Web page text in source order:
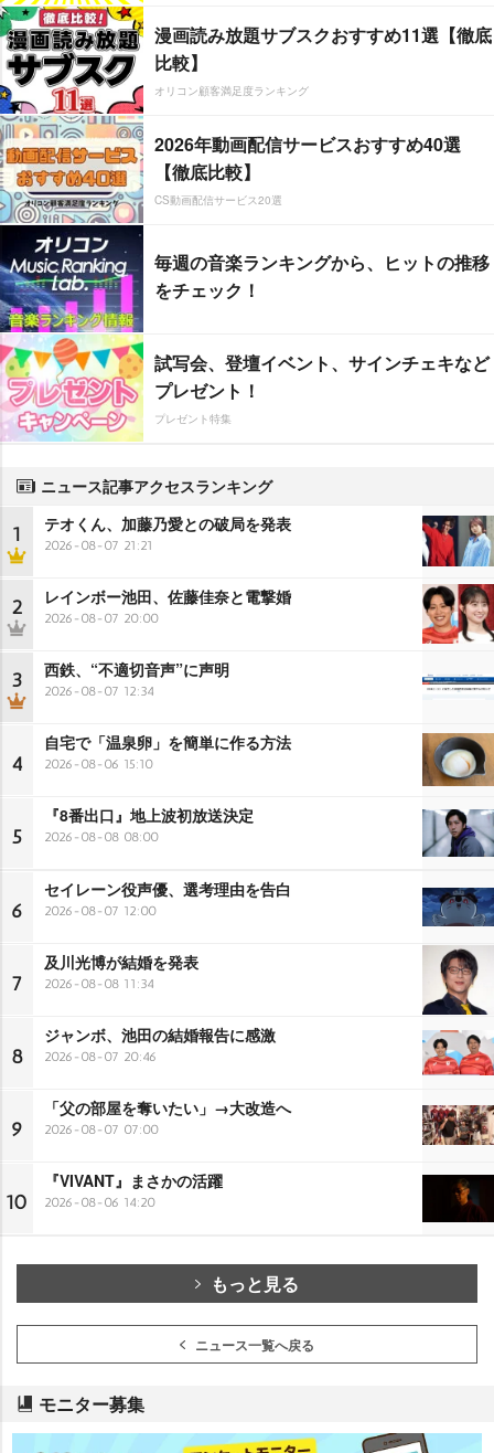
漫画読み放題サブスクおすすめ11選【徹底
比較】
オリコン顧客満足度ランキング
2026年動画配信サービスおすすめ40選
【徹底比較】
CS動画配信サービス20選
毎週の音楽ランキングから、ヒットの推移
をチェック！
試写会、登壇イベント、サインチェキなど
プレゼント！
プレゼント特集
ニュース記事アクセスランキング
1 テオくん、加藤乃愛との破局を発表
2026-08-07 21:21
2 レインボー池田、佐藤佳奈と電撃婚
2026-08-07 20:00
3 西鉄、“不適切音声”に声明
2026-08-07 12:34
4
自宅で「温泉卵」を簡単に作る方法
2026-08-06 15:10
5
『8番出口』地上波初放送決定
2026-08-08 08:00
6
セイレーン役声優、選考理由を告白
2026-08-07 12:00
7
及川光博が結婚を発表
2026-08-08 11:34
8
ジャンボ、池田の結婚報告に感激
2026-08-07 20:46
9
「父の部屋を奪いたい」→大改造へ
2026-08-07 07:00
10
『VIVANT』まさかの活躍
2026-08-06 14:20
もっと見る
ニュース一覧へ戻る
モニター募集